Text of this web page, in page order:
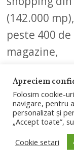
(142.000 mp),
peste 400 de
magazine,
premiere
regionale,
variat de…
Apreciem
Folosim cookie-
navigare, pentru
personalizat și
„Accept toate”,
Cookie setari